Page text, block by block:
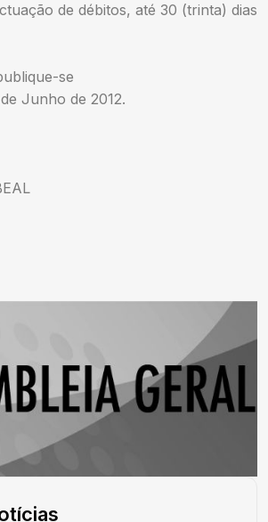
de débitos, até 30 (trinta) dias
se
Junho de 2012.